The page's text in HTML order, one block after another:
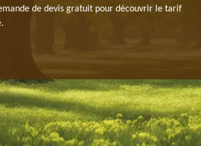
de devis gratuit pour découvrir le tarif